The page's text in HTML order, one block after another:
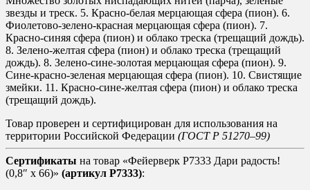
звезды и треск. 5. Красно-белая мерцающая сфера (пион). 6.
Фиолетово-зелено-красная мерцающая сфера (пион). 7.
Красно-синяя сфера (пион) и облако треска (трещащий дождь).
8. Зелено-желтая сфера (пион) и облако треска (трещащий
дождь). 8. Зелено-сине-золотая мерцающая сфера (пион). 9.
Сине-красно-зеленая мерцающая сфера (пион). 10. Свистящие
змейки. 11. Красно-сине-желтая сфера (пион) и облако треска
(трещащий дождь).
Товар проверен и сертифицирован для использования на
территории Российской Федерации (ГОСТ Р 51270–99)
Сертификаты на товар «Фейерверк Р7333 Дари радость!
(0,8″ х 66)» (артикул Р7333):